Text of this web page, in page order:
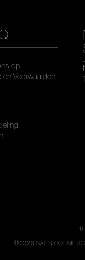
op
en Voorwaarden
©2026 NARS